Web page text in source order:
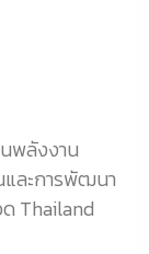
พลังงาน
ละการพัฒนา
Thailand